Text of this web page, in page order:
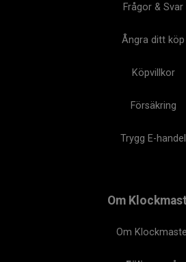
Frågor & Svar
Ångra ditt köp
Köpvillkor
Försäkring
Trygg E-handel
Om
Om